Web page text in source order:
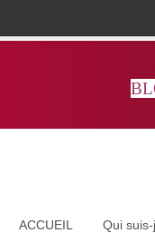
ACCUEIL Qui